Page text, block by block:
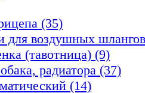
(35)
для воздушных
(тавотница) (9)
радиатора (37)
(14)